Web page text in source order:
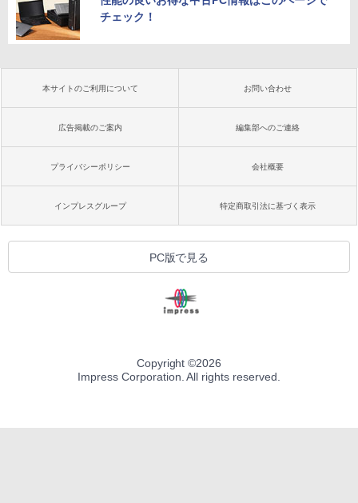
チェック！
本サイトのご利用について お問い合わせ
広告掲載のご案内 編集部へのご連絡
プライバシーポリシー 会社概要
インプレスグループ 特定商取引法に基づく表示
PC版で見る
Copyright ©2026
Impress Corporation. All rights reserved.